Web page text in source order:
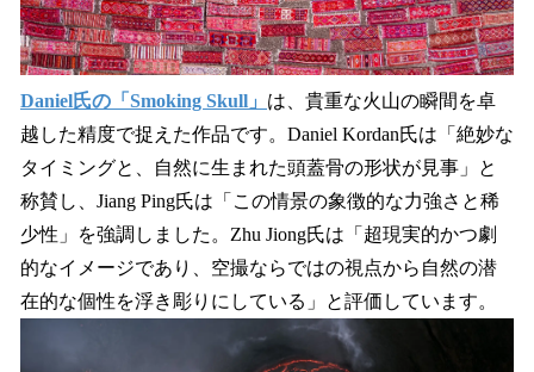
Daniel氏の「Smoking Skull」 は、貴重な火山の瞬間を卓
越した精度で捉えた作品です。Daniel Kordan氏は「絶妙な
タイミングと、自然に生まれた頭蓋骨の形状が見事」と
称賛し、Jiang Ping氏は「この情景の象徴的な力強さと稀
少性」を強調しました。Zhu Jiong氏は「超現実的かつ劇
的なイメージであり、空撮ならではの視点から自然の潜
在的な個性を浮き彫りにしている」と評価しています。